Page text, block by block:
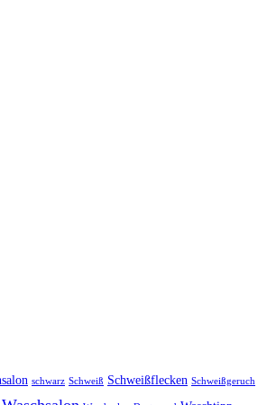
schwarz Schweiß Schweißflecken Schweißgeruch